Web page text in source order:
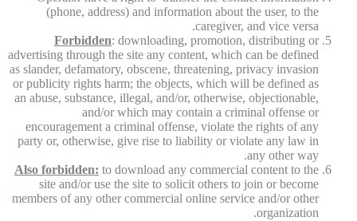
(phone, address) and information about the user, to the
caregiver, and vice versa.
Forbidden: downloading, promotion, distributing or
advertising through the site any content, which can be defined
as slander, defamatory, obscene, threatening, privacy invasion
or publicity rights harm; the objects, which will be defined as
an abuse, substance, illegal, and/or, otherwise, objectionable,
and/or which may contain a criminal offense or
encouragement a criminal offense, violate the rights of any
party or, otherwise, give rise to liability or violate any law in
any other way.
Also forbidden: to download any commercial content to the
site and/or use the site to solicit others to join or become
members of any other commercial online service and/or other
organization.